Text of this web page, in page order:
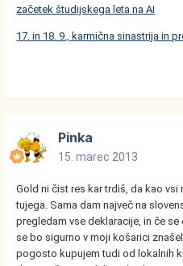
začetek študijskega leta na AI
17. in 18. 9., karmična sinastrija in
Pinka
15. marec 2013
Gold ni čist res kar trdiš, da kao
tujega. Sama dam največ na
pregledam vse deklaracije, in če
se bo sigurno v moji košarici
pogosto kupujem tudi od lokalnih